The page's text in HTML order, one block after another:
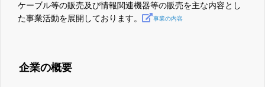
登録すると永久30%OFFと米株版の先行利用も付きます
ケーブル等の販売及び情報関連機器等の販売を主な内容とし
た事業活動を展開しております。
事業の内容
企業の概要